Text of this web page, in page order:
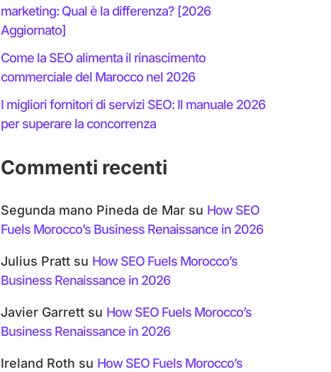
marketing: Qual è la differenza? [2026
Aggiornato]
Come la SEO alimenta il rinascimento
commerciale del Marocco nel 2026
I migliori fornitori di servizi SEO: Il manuale 2026
per superare la concorrenza
Commenti recenti
Segunda mano Pineda de Marsu How SEO
Fuels Morocco’s Business Renaissance in 2026
Julius Prattsu How SEO Fuels Morocco’s
Business Renaissance in 2026
Javier Garrettsu How SEO Fuels Morocco’s
Business Renaissance in 2026
Ireland Roth su How SEO Fuels Morocco’s